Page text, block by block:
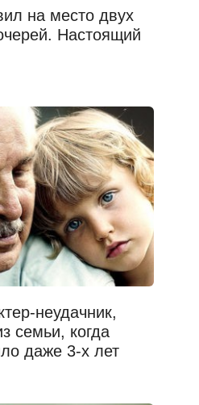
на место двух
Настоящий
неудачник,
семьи, когда
даже 3-х лет